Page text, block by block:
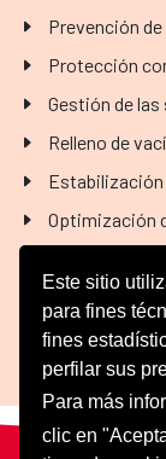
Prevención
Protección
Gestión de
Relleno de
Estabilización
Optimización
Registro
Control de
Este sitio
para fines
fines
perfilar sus
Para más
clic en